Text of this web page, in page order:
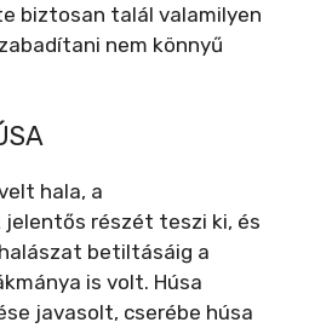
biztosan talál valamilyen
nem könnyű
hala, a
jelentős részét teszi ki, és
betiltásáig a
is volt. Húsa
javasolt, cserébe húsa